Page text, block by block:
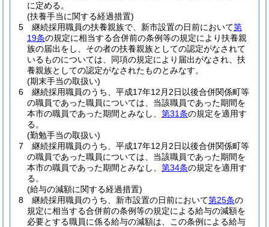
に定める。
(扶養手当に関する経過措置)
5
継続採用職員の扶養親族で、新市設置の日前において第
19条の規定に相当する合併前の条例等の規定により扶養親
族の届出をし、その者の扶養親族としての認定がなされて
いるものについては、同項の規定により届出がなされ、扶
養親族としての認定がなされたものとみなす。
(期末手当の取扱い)
6
継続採用職員のうち、平成17年12月2日以後合併関係町等
の職員であった職員については、当該職員であった期間を
本市の職員であった期間とみなし、 第31条の規定を適用す
る。
(勤勉手当の取扱い)
7
継続採用職員のうち、平成17年12月2日以後合併関係町等
の職員であった職員については、当該職員であった期間を
本市の職員であった期間とみなし、 第34条の規定を適用す
る。
(給与の減額に関する経過措置)
8
継続採用職員のうち、新市設置の日前において第25条の
規定に相当する合併前の条例等の規定による給与の減額を
必要とする職員に係る給与の減額は、この条例による給与